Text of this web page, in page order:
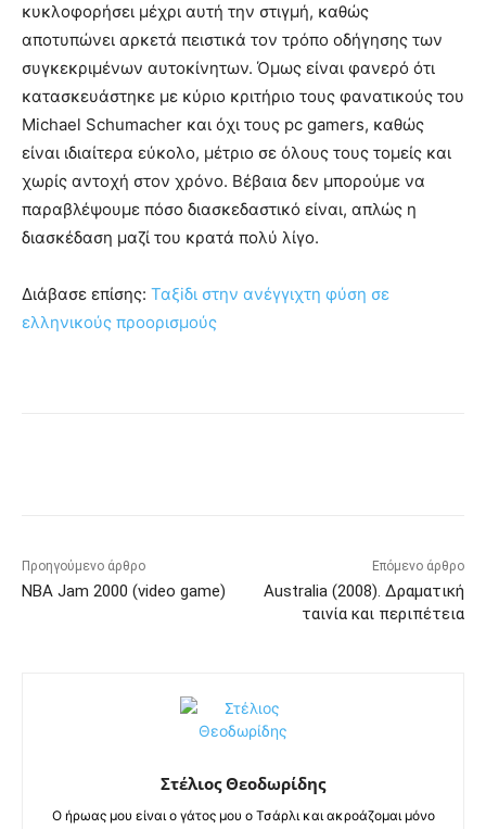
κυκλοφορήσει μέχρι αυτή την στιγμή, καθώς
αποτυπώνει αρκετά πειστικά τον τρόπο οδήγησης των
συγκεκριμένων αυτοκίνητων. Όμως είναι φανερό ότι
κατασκευάστηκε με κύριο κριτήριο τους φανατικούς του
Michael Schumacher και όχι τους pc gamers, καθώς
είναι ιδιαίτερα εύκολο, μέτριο σε όλους τους τομείς και
χωρίς αντοχή στον χρόνο. Βέβαια δεν μπορούμε να
παραβλέψουμε πόσο διασκεδαστικό είναι, απλώς η
διασκέδαση μαζί του κρατά πολύ λίγο.
Διάβασε επίσης: Ταξiδι στην ανέγγιχτη φύση σε
ελληνικούς προορισμούς
Προηγούμενο άρθρο
NBA Jam 2000 (video game)
Επόμενο άρθρο
Australia (2008). Δραματική
ταινία και περιπέτεια
Στέλιος Θεοδωρίδης
Ο ήρωας μου είναι ο γάτος μου ο Τσάρλι και ακροάζομαι μόνο